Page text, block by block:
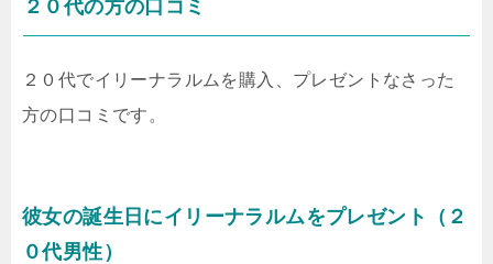
２０代の方の口コミ
２０代でイリーナラルムを購入、プレゼントなさった
方の口コミです。
彼女の誕生日にイリーナラルムをプレゼント（２
０代男性）